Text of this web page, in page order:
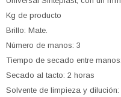
Kg de producto
Brillo: Mate.
Número de manos: 3
Tiempo de secado entre
Secado al tacto: 2 horas
Solvente de limpieza y dilución: